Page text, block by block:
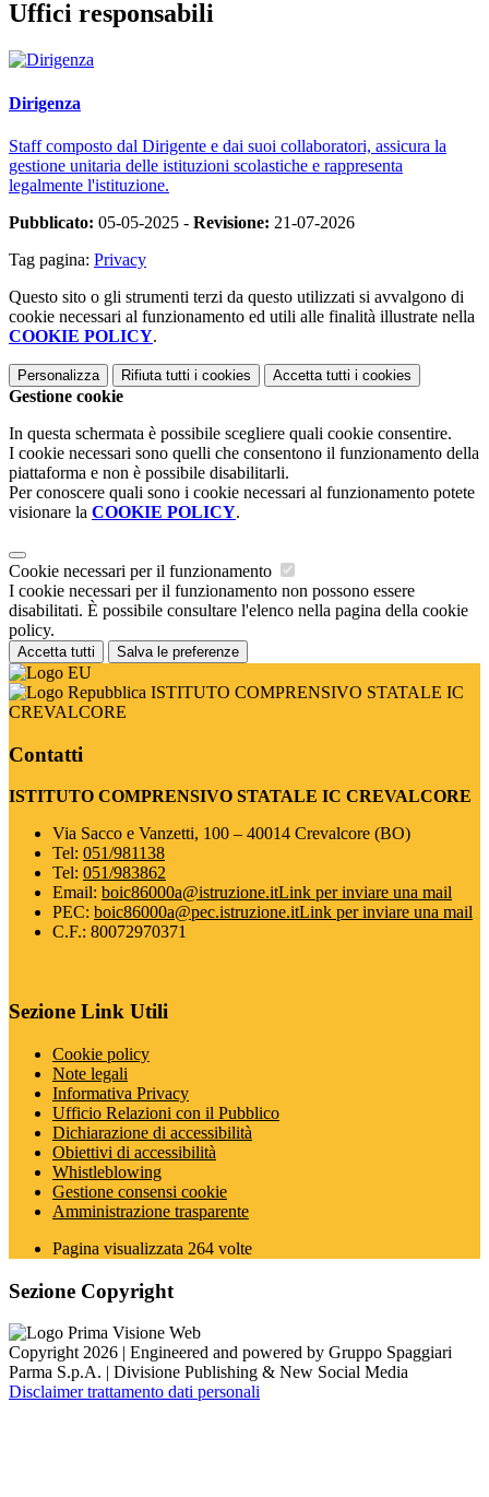
Uffici responsabili
Dirigenza
Staff composto dal Dirigente e dai suoi collaboratori, assicura la
gestione unitaria delle istituzioni scolastiche e rappresenta
legalmente l'istituzione.
Pubblicato: 05-05-2025 - Revisione: 21-07-2026
Tag pagina: Privacy
Questo sito o gli strumenti terzi da questo utilizzati si avvalgono di
cookie necessari al funzionamento ed utili alle finalità illustrate nella
COOKIE POLICY.
Personalizza Rifiuta tutti i cookies Accetta tutti i cookies
Gestione cookie
In questa schermata è possibile scegliere quali cookie consentire.
I cookie necessari sono quelli che consentono il funzionamento della
piattaforma e non è possibile disabilitarli.
Per conoscere quali sono i cookie necessari al funzionamento potete
visionare la COOKIE POLICY.
Cookie necessari per il funzionamento
I cookie necessari per il funzionamento non possono essere
disabilitati. È possibile consultare l'elenco nella pagina della cookie
policy.
Accetta tutti Salva le preferenze
ISTITUTO COMPRENSIVO STATALE IC
CREVALCORE
Contatti
ISTITUTO COMPRENSIVO STATALE IC CREVALCORE
Via Sacco e Vanzetti, 100 – 40014 Crevalcore (BO)
Tel: 051/981138
Tel: 051/983862
Email: boic86000a@istruzione.itLink per inviare una mail
PEC: boic86000a@pec.istruzione.itLink per inviare una mail
C.F.: 80072970371
Sezione Link Utili
Cookie policy
Note legali
Informativa Privacy
Ufficio Relazioni con il Pubblico
Dichiarazione di accessibilità
Obiettivi di accessibilità
Whistleblowing
Gestione consensi cookie
Amministrazione trasparente
Pagina visualizzata 264 volte
Sezione Copyright
Copyright 2026 | Engineered and powered by Gruppo Spaggiari
Parma S.p.A. | Divisione Publishing & New Social Media
Disclaimer trattamento dati personali